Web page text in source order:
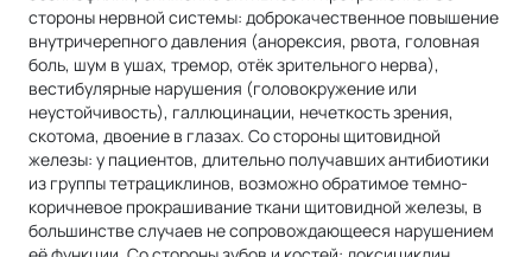
стороны нервной системы: доброкачественное повышение
внутричерепного давления (анорексия, рвота, головная
боль, шум в ушах, тремор, отёк зрительного нерва),
вестибулярные нарушения (головокружение или
неустойчивость), галлюцинации, нечеткость зрения,
скотома, двоение в глазах. Со стороны щитовидной
железы: у пациентов, длительно получавших антибиотики
из группы тетрациклинов, возможно обратимое темно-
коричневое прокрашивание ткани щитовидной железы, в
большинстве случаев не сопровождающееся нарушением